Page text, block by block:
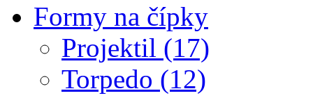
Formy na čípky
Projektil (17)
Torpedo (12)